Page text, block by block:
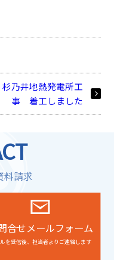
杉乃井地熱発電所工
事 着工しました
料請求
合せメールフォーム
を受信後、担当者よりご連絡します